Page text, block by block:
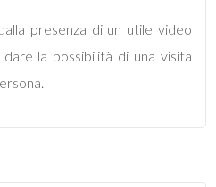
presenza di un utile video
la possibilità di una visita